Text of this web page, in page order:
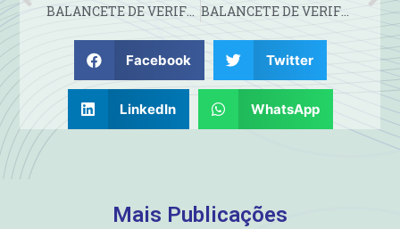
BALANCETE DE VERIFICAÇÃO DO MÊS DE AGOSTO 2017 BALANCETE DE VERIFICAÇÃO DO MÊS DE SETEMBRO 2017
Facebook Twitter
LinkedIn WhatsApp
Mais Publicações